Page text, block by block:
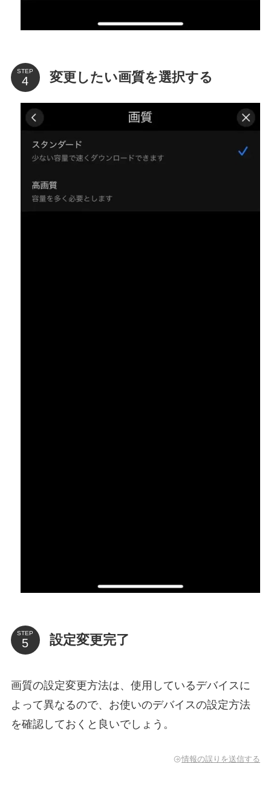
STEP 変更したい画質を選択する
STEP 設定変更完了
画質の設定変更方法は、使用しているデバイスに
よって異なるので、お使いのデバイスの設定方法
を確認しておくと良いでしょう。
情報の誤りを送信する